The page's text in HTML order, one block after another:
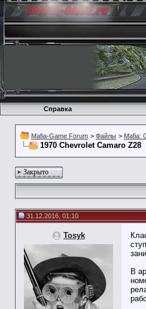
Справка
Mafia-Game Forum > Файлы > Mafia:
1970 Chevrolet Camaro Z28
Закрыто
31.12.2016, 01:10
Tosyk
В